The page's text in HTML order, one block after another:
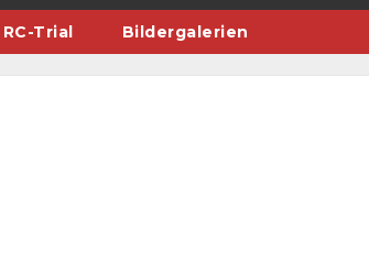
RC-Trial Bildergalerien